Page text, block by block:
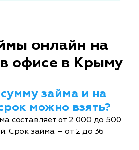
онлайн на
офисе в Крыму
займа и на
можно взять?
составляет от 2 000 до 500
Срок займа – от 2 до 36